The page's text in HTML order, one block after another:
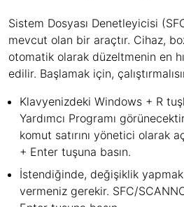
Sistem Dosyası Denetleyicisi
mevcut olan bir araçtır. Cihaz,
otomatik olarak düzeltmenin en
edilir. Başlamak için,
Klavyenizdeki Windows + R
Yardımcı Programı
komut satırını yönetici olarak
+ Enter tuşuna basın.
İstendiğinde, değişiklik
vermeniz gerekir. SFC/